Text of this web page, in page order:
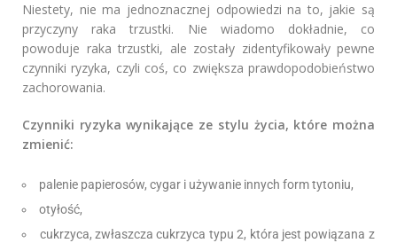
Niestety, nie ma jednoznacznej odpowiedzi na to, jakie są
przyczyny raka trzustki. Nie wiadomo dokładnie, co
powoduje raka trzustki, ale zostały zidentyfikowały pewne
czynniki ryzyka, czyli coś, co zwiększa prawdopodobieństwo
zachorowania.
Czynniki ryzyka wynikające ze stylu życia, które można
zmienić:
palenie papierosów, cygar i używanie innych form tytoniu,
otyłość,
cukrzyca, zwłaszcza cukrzyca typu 2, która jest powiązana z